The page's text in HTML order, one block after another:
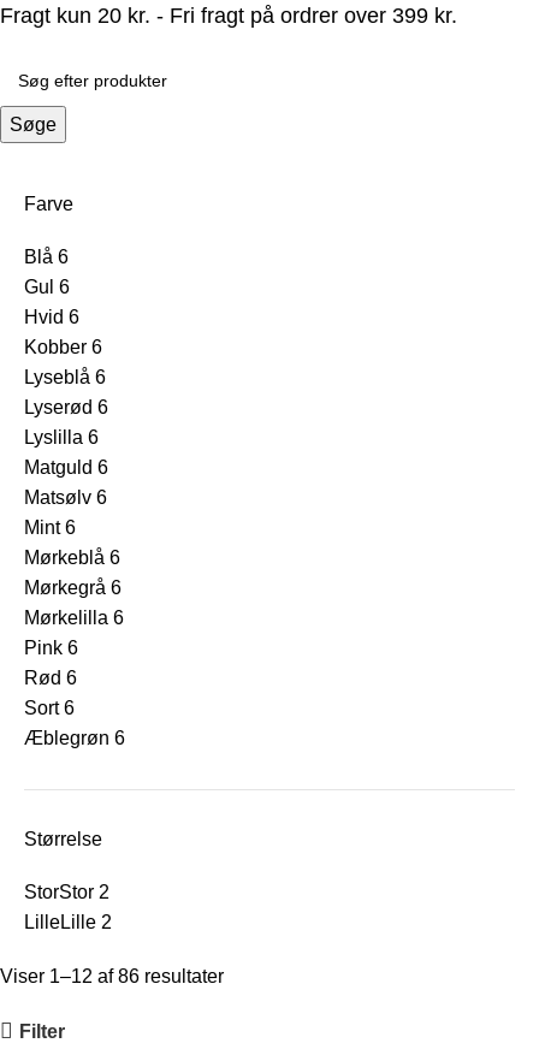
Fragt kun 20 kr. - Fri fragt på ordrer over 399 kr.
Søge
Farve
Blå 6
Gul 6
Hvid 6
Kobber 6
Lyseblå 6
Lyserød 6
Lyslilla 6
Matguld 6
Matsølv 6
Mint 6
Mørkeblå 6
Mørkegrå 6
Mørkelilla 6
Pink 6
Rød 6
Sort 6
Æblegrøn 6
Størrelse
StorStor 2
LilleLille 2
Viser 1–12 af 86 resultater
Filter